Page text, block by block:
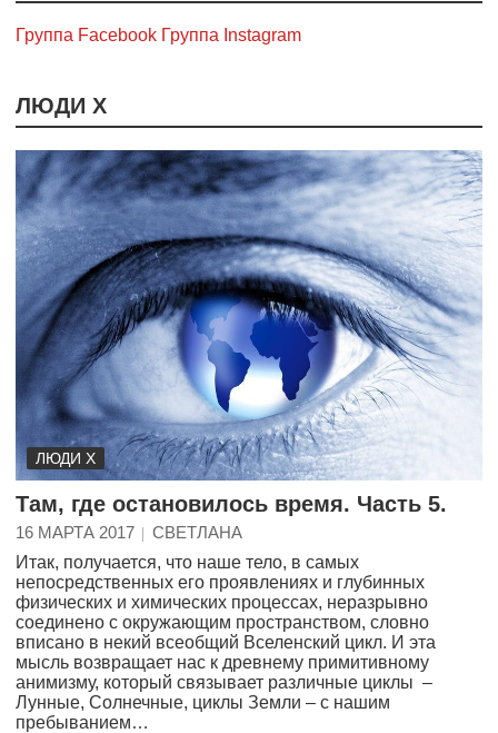
Группа Facebook Группа Instagram
ЛЮДИ Х
ЛЮДИ Х
Там, где остановилось время. Часть 5.
16 МАРТА 2017
СВЕТЛАНА
Итак, получается, что наше тело, в самых
непосредственных его проявлениях и глубинных
физических и химических процессах, неразрывно
соединено с окружающим пространством, словно
вписано в некий всеобщий Вселенский цикл. И эта
мысль возвращает нас к древнему примитивному
анимизму, который связывает различные циклы –
Лунные, Солнечные, циклы Земли – с нашим
пребыванием…